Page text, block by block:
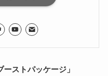
ストパッケージ」